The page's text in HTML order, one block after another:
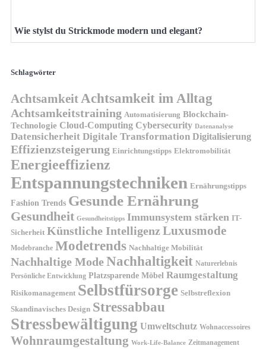
Wie stylst du Strickmode modern und elegant?
Schlagwörter
AchtsamkeitAchtsamkeit im Alltag
Achtsamkeitstraining Automatisierung Blockchain-
Technologie Cloud-Computing Cybersecurity Datenanalyse
Datensicherheit Digitale Transformation Digitalisierung
Effizienzsteigerung Einrichtungstipps Elektromobilität
Energieeffizienz
Entspannungstechniken Ernährungstipps
Fashion Trends Gesunde Ernährung
Gesundheit Gesundheitstipps Immunsystem stärken IT-
Sicherheit Künstliche IntelligenzLuxusmode
Modebranche Modetrends Nachhaltige Mobilität
Nachhaltige ModeNachhaltigkeit Naturerlebnis
Persönliche Entwicklung Platzsparende Möbel Raumgestaltung
Risikomanagement Selbstfürsorge Selbstreflexion
Skandinavisches Design Stressabbau
Stressbewältigung Umweltschutz Wohnaccessoires
Wohnraumgestaltung Work-Life-Balance Zeitmanagement